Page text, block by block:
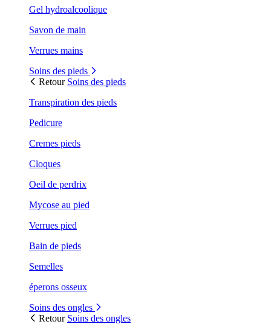
Gel hydroalcoolique
Savon de main
Verrues mains
Soins des pieds
Retour Soins des pieds
Transpiration des pieds
Pedicure
Cremes pieds
Cloques
Oeil de perdrix
Mycose au pied
Verrues pied
Bain de pieds
Semelles
éperons osseux
Soins des ongles
Retour Soins des ongles